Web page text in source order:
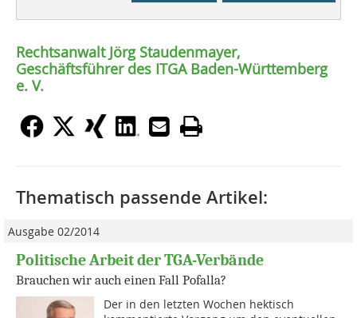
Rechtsanwalt Jörg Staudenmayer,
Geschäftsführer des ITGA Baden-Württemberg
e. V.
Thematisch passende Artikel:
Ausgabe 02/2014
Politische Arbeit der TGA-Verbände
Brauchen wir auch einen Fall Pofalla?
Der in den letzten Wochen hektisch